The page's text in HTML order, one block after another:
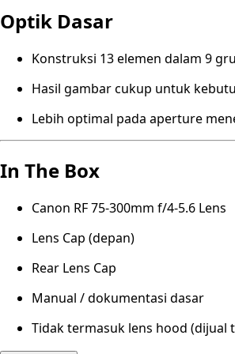
Optik Dasar
Konstruksi 13 elemen dalam 9
Hasil gambar cukup untuk
Lebih optimal pada aperture
In The Box
Canon RF 75-300mm f/4-5.6 Lens
Lens Cap (depan)
Rear Lens Cap
Manual / dokumentasi dasar
Tidak termasuk lens hood (dijual